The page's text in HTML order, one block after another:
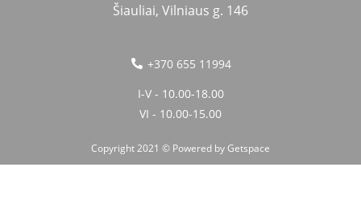
Šiauliai, Vilniaus g. 146
+370 655 11994
I-V - 10.00-18.00
VI - 10.00-15.00
Copyright 2021 © Powered byGetspace